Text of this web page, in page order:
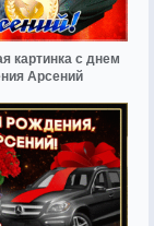
картинка с днем
Арсений